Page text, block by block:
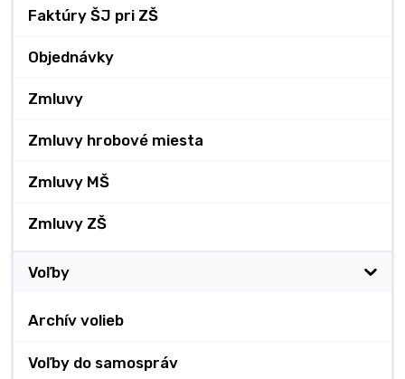
Faktúry ŠJ pri ZŠ
Objednávky
Zmluvy
Zmluvy hrobové miesta
Zmluvy MŠ
Zmluvy ZŠ
Voľby
Archív volieb
Voľby do samospráv